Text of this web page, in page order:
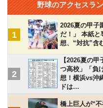
野球のアクセスラ
1
2026夏の甲子
だ！」 本紙と
想、“対抗”含
2
【2026夏の
つ高校」「負
想！横浜vs沖
ドは…
橋上巨人が“